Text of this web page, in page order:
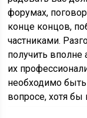
форумах,
конце концов,
частниками.
получить вполне
их
необходимо
вопросе, хотя бы